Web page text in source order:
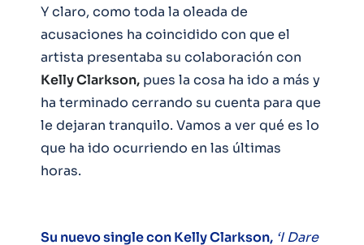
Y claro, como toda la oleada de
acusaciones ha coincidido con que el
artista presentaba su colaboración con
Kelly Clarkson, pues la cosa ha ido a más y
ha terminado cerrando su cuenta para que
le dejaran tranquilo. Vamos a ver qué es lo
que ha ido ocurriendo en las últimas
horas.
Su nuevo single con Kelly Clarkson, ‘I Dare